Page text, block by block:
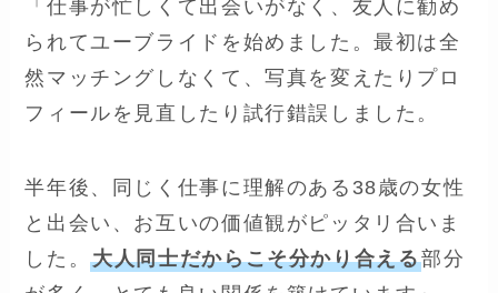
「仕事が忙しくて出会いがなく、友人に勧め
られてユーブライドを始めました。最初は全
然マッチングしなくて、写真を変えたりプロ
フィールを見直したり試行錯誤しました。
半年後、同じく仕事に理解のある38歳の女性
と出会い、お互いの価値観がピッタリ合いま
した。大人同士だからこそ分かり合える部分